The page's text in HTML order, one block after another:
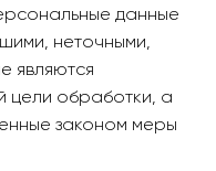
данные
неточными,
являются
цели обработки, а
законом меры